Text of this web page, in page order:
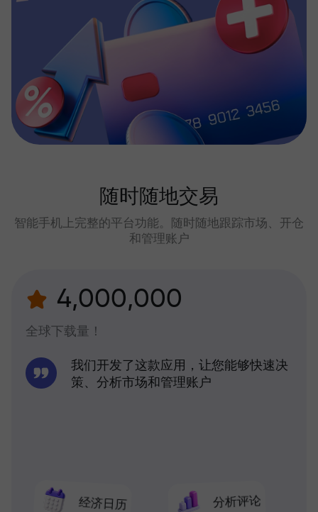
随时随地交易
智能手机上完整的平台功能。随时随地跟踪市场、开仓
和管理账户
4,000,000
全球下载量！
经济日历 分析评论
我们开发了这款应用，让您能够快速决
策、分析市场和管理账户